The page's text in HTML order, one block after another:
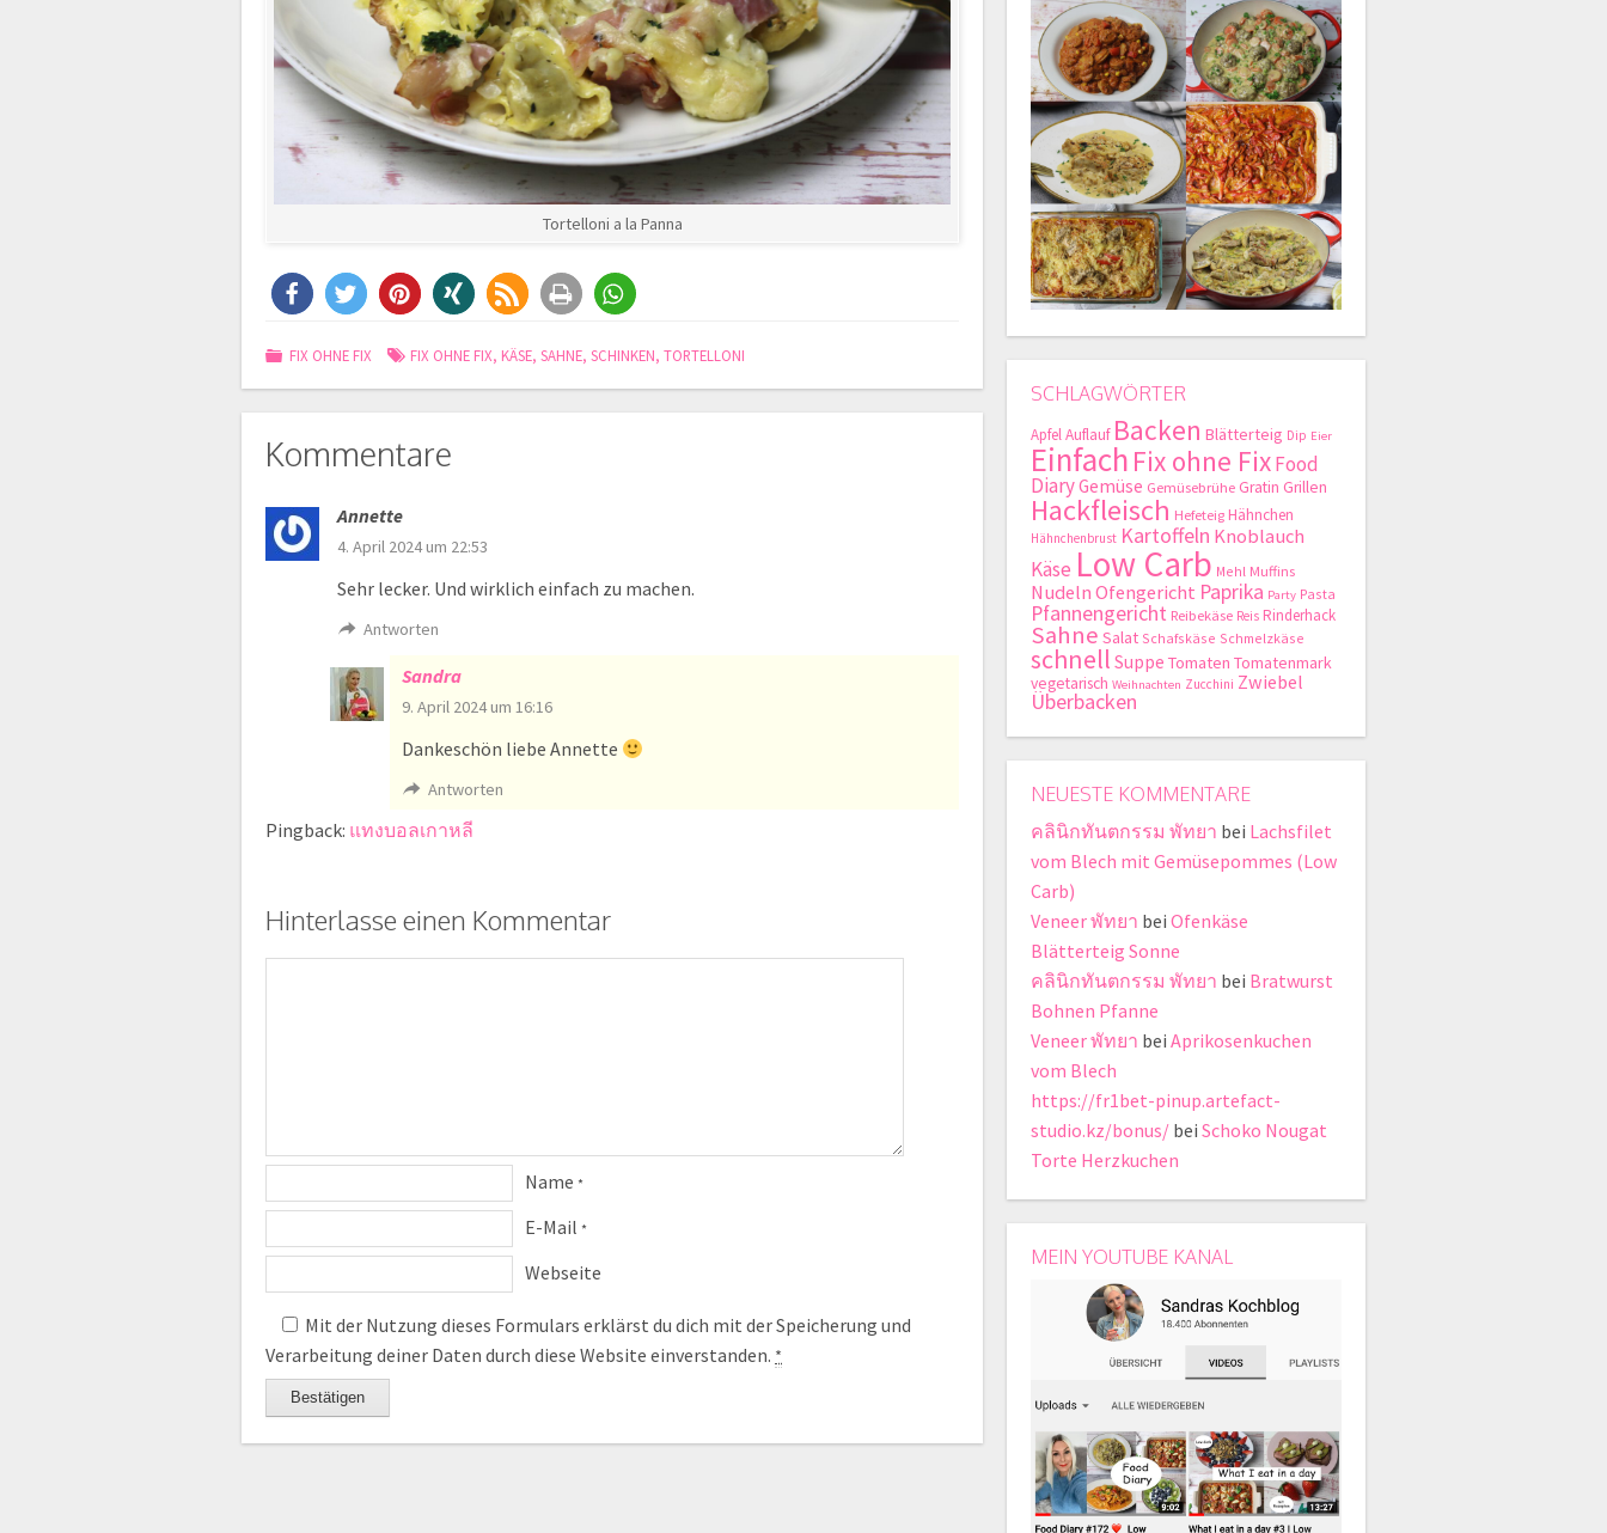
Tortelloni a la Panna
FIX OHNE FIX FIX OHNE FIX, KÄSE,SAHNE,SCHINKEN,TORTELLONI
Kommentare
Annette
4. April 2024 um 22:53
Sehr lecker. Und wirklich einfach zu machen.
Antworten
Sandra
9. April 2024 um 16:16
Dankeschön liebe Annette
Antworten
Pingback: แทงบอลเกาหลี
Hinterlasse einen Kommentar
Name *
E-Mail *
Webseite
Mit der Nutzung dieses Formulars erklärst du dich mit der Speicherung und
Verarbeitung deiner Daten durch diese Website einverstanden. *
SCHLAGWÖRTER
ApfelAuflauf Backen Blätterteig Dip Eier
Einfach Fix ohne FixFood
DiaryGemüse Gemüsebrühe Gratin Grillen
Hackfleisch Hefeteig Hähnchen
Hähnchenbrust Kartoffeln Knoblauch
Käse Low Carb Mehl Muffins
NudelnOfengericht Paprika Party Pasta
Pfannengericht Reibekäse Reis Rinderhack
Sahne Salat Schafskäse Schmelzkäse
schnell Suppe Tomaten Tomatenmark
vegetarisch Weihnachten Zucchini Zwiebel
Überbacken
NEUESTE KOMMENTARE
คลินิกทันตกรรม พัทยา bei Lachsfilet
vom Blech mit Gemüsepommes (Low
Carb)
Veneer พัทยา bei Ofenkäse
Blätterteig Sonne
คลินิกทันตกรรม พัทยา bei Bratwurst
Bohnen Pfanne
Veneer พัทยา bei Aprikosenkuchen
vom Blech
https://fr1bet-pinup.artefact-
studio.kz/bonus/ bei Schoko Nougat
Torte Herzkuchen
MEIN YOUTUBE KANAL